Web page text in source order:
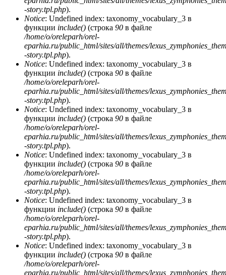
-story.tpl.php).
Notice: Undefined index: taxonomy_vocabulary_3 в
функции include() (строка 90 в файле
/home/o/oreleparh/orel-
eparhia.ru/public_html/sites/all/themes/
-story.tpl.php).
Notice: Undefined index: taxonomy_vocabulary_3 в
функции include() (строка 90 в файле
/home/o/oreleparh/orel-
eparhia.ru/public_html/sites/all/themes/
-story.tpl.php).
Notice: Undefined index: taxonomy_vocabulary_3 в
функции include() (строка 90 в файле
/home/o/oreleparh/orel-
eparhia.ru/public_html/sites/all/themes/
-story.tpl.php).
Notice: Undefined index: taxonomy_vocabulary_3 в
функции include() (строка 90 в файле
/home/o/oreleparh/orel-
eparhia.ru/public_html/sites/all/themes/
-story.tpl.php).
Notice: Undefined index: taxonomy_vocabulary_3 в
функции include() (строка 90 в файле
/home/o/oreleparh/orel-
eparhia.ru/public_html/sites/all/themes/
-story.tpl.php).
Notice: Undefined index: taxonomy_vocabulary_3 в
функции include() (строка 90 в файле
/home/o/oreleparh/orel-
eparhia.ru/public_html/sites/all/themes/